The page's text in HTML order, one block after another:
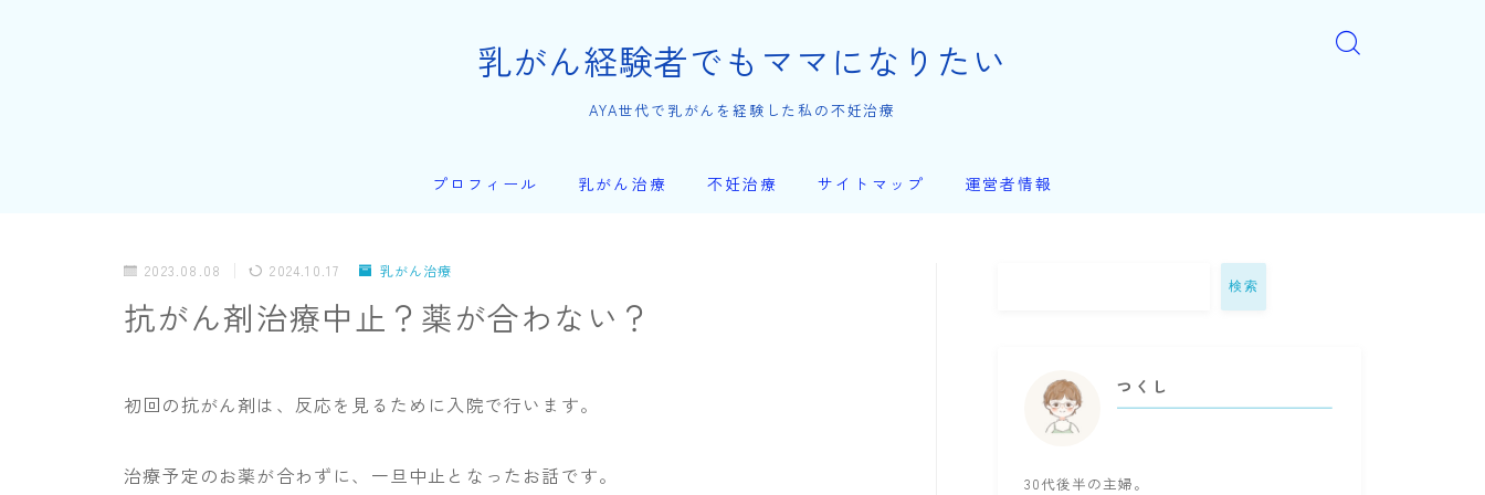
乳がん経験者でもママになりたい
AYA世代で乳がんを経験した私の不妊治療
プロフィール 乳がん治療 不妊治療 サイトマップ 運営者情報
2023.08.08 2024.10.17 乳がん治療
抗がん剤治療中止？薬が合わない？
初回の抗がん剤は、反応を見るために入院で行います。
治療予定のお薬が合わずに、一旦中止となったお話です。
検索
つくし
30代後半の主婦。